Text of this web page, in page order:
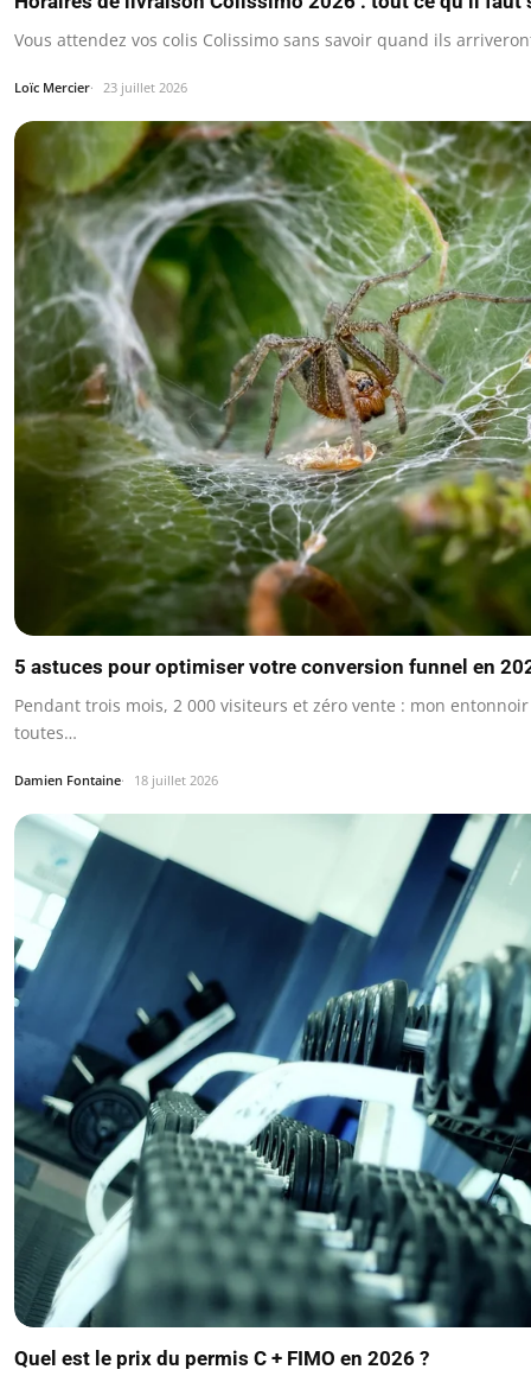
Vous attendez vos colis Colissimo sans savoir quand ils
Loïc Mercier 23 juillet 2026
5 astuces pour optimiser votre conversion funnel en
Pendant trois mois, 2 000 visiteurs et zéro vente : mon
toutes…
Damien Fontaine 18 juillet 2026
Quel est le prix du permis C + FIMO en 2026 ?